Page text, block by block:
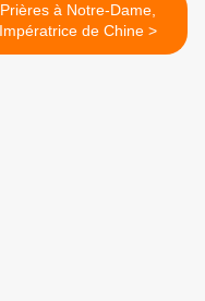
Prières à Notre-Dame,
Impératrice de Chine >